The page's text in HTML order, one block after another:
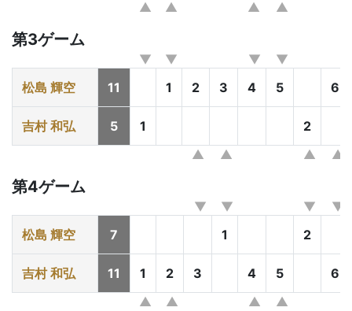
第3ゲーム
松島 輝空 11 1 2 3 4 5 6
吉村 和弘 5 1 2
第4ゲーム
松島 輝空 7 1 2
吉村 和弘 11 1 2 3 4 5 6